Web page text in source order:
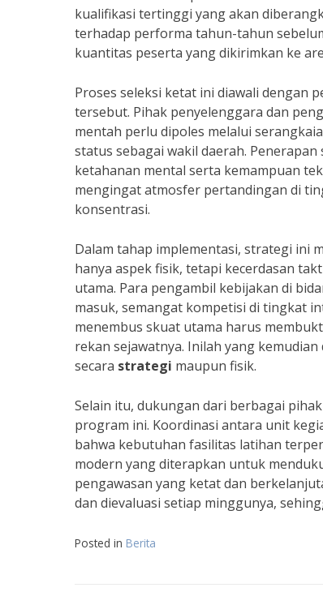
kualifikasi tertinggi yang akan
terhadap performa tahun-tahun
kuantitas peserta yang dikirimkan ke
Proses seleksi ketat ini diawali dengan
tersebut. Pihak penyelenggara dan
mentah perlu dipoles melalui
status sebagai wakil daerah. Penerapan
ketahanan mental serta kemampuan
mengingat atmosfer pertandingan di
konsentrasi.
Dalam tahap implementasi, strategi ini
hanya aspek fisik, tetapi kecerdasan
utama. Para pengambil kebijakan di
masuk, semangat kompetisi di tingkat
menembus skuat utama harus
rekan sejawatnya. Inilah yang
secara strategi maupun fisik.
Selain itu, dukungan dari berbagai
program ini. Koordinasi antara unit
bahwa kebutuhan fasilitas latihan
modern yang diterapkan untuk
pengawasan yang ketat dan
dan dievaluasi setiap minggunya,
Posted in Berita